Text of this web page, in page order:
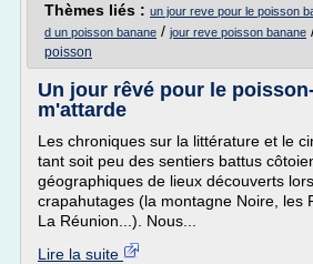
Thèmes liés : un jour reve pour le poisson
d un poisson banane / jour reve poisson banane
poisson
Un jour rêvé pour le
m'attarde
Les chroniques sur la littérature et le
tant soit peu des sentiers battus
géographiques de lieux découverts
crapahutages (la montagne Noire, les
La Réunion...). Nous...
Lire la suite